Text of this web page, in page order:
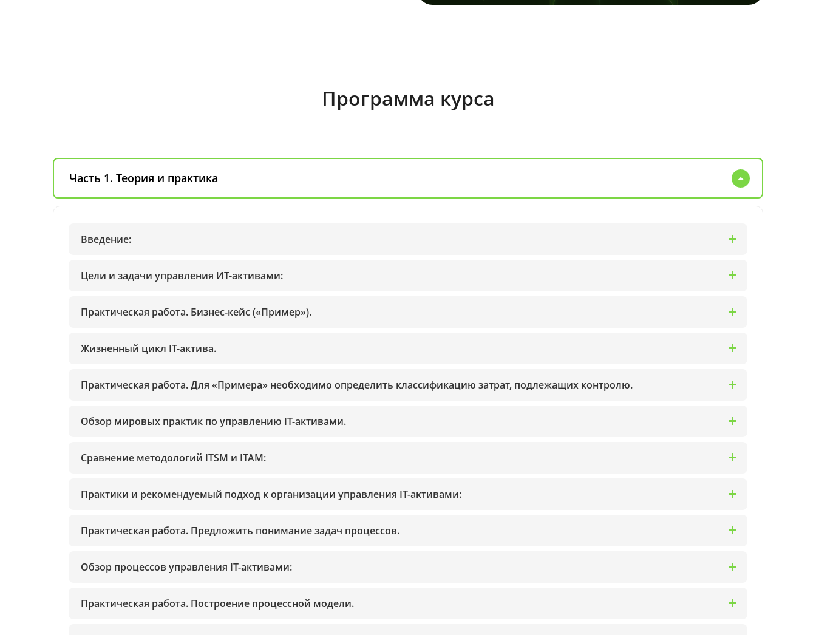
Программа курса
Часть 1. Теория и практика
Введение:
Цели и задачи управления ИТ-активами:
Практическая работа. Бизнес-кейс («Пример»).
Жизненный цикл IT-актива.
Практическая работа. Для «Примера» необходимо определить классификацию затрат, подлежащих контролю.
Обзор мировых практик по управлению IT-активами.
Сравнение методологий ITSM и ITAM:
Практики и рекомендуемый подход к организации управления IT-активами:
Практическая работа. Предложить понимание задач процессов.
Обзор процессов управления IT-активами:
Практическая работа. Построение процессной модели.